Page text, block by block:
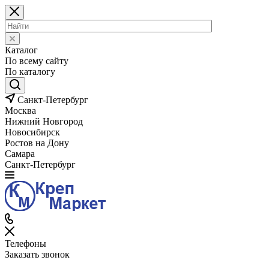
Каталог
По всему сайту
По каталогу
Санкт-Петербург
Москва
Нижний Новгород
Новосибирск
Ростов на Дону
Самара
Санкт-Петербург
Телефоны
Заказать звонок